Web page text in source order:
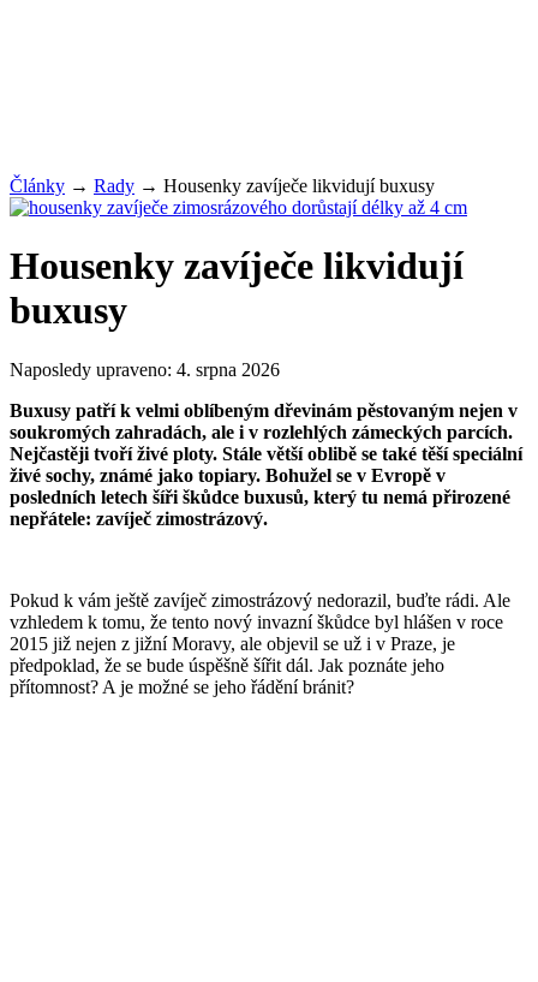
Články → Rady → Housenky zavíječe likvidují buxusy
Housenky zavíječe likvidují
buxusy
Naposledy upraveno: 4. srpna 2026
Buxusy patří k velmi oblíbeným dřevinám pěstovaným nejen v
soukromých zahradách, ale i v rozlehlých zámeckých parcích.
Nejčastěji tvoří živé ploty. Stále větší oblibě se také těší speciální
živé sochy, známé jako topiary. Bohužel se v Evropě v
posledních letech šíři škůdce buxusů, který tu nemá přirozené
nepřátele: zavíječ zimostrázový.
Pokud k vám ještě zavíječ zimostrázový nedorazil, buďte rádi. Ale
vzhledem k tomu, že tento nový invazní škůdce byl hlášen v roce
2015 již nejen z jižní Moravy, ale objevil se už i v Praze, je
předpoklad, že se bude úspěšně šířit dál. Jak poznáte jeho
přítomnost? A je možné se jeho řádění bránit?